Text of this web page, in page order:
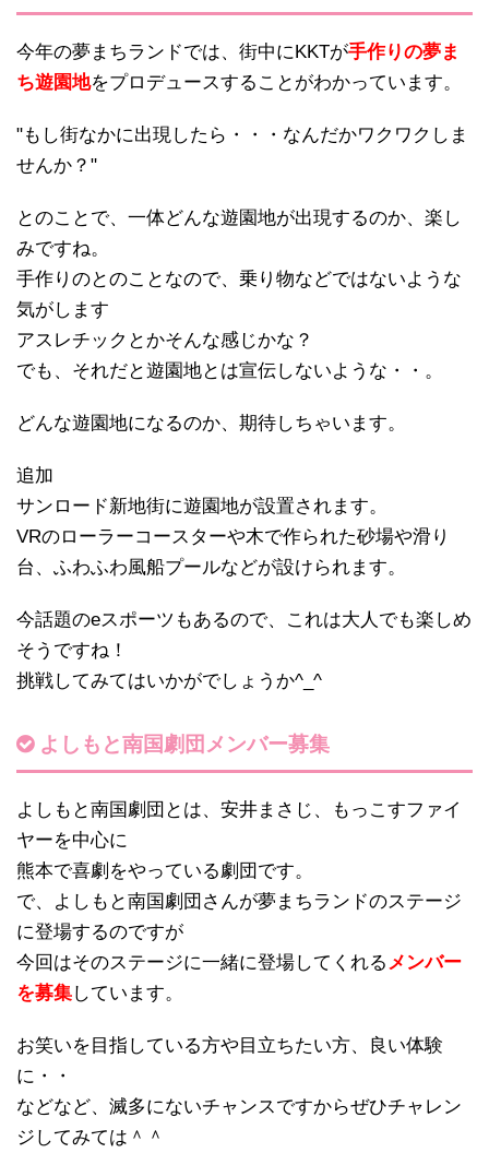
今年の夢まちランドでは、街中にKKTが手作りの夢ま
ち遊園地をプロデュースすることがわかっています。
"もし街なかに出現したら・・・なんだかワクワクしま
せんか？"
とのことで、一体どんな遊園地が出現するのか、楽し
みですね。
手作りのとのことなので、乗り物などではないような
気がします
アスレチックとかそんな感じかな？
でも、それだと遊園地とは宣伝しないような・・。
どんな遊園地になるのか、期待しちゃいます。
追加
サンロード新地街に遊園地が設置されます。
VRのローラーコースターや木で作られた砂場や滑り
台、ふわふわ風船プールなどが設けられます。
今話題のeスポーツもあるので、これは大人でも楽しめ
そうですね！
挑戦してみてはいかがでしょうか^_^
よしもと南国劇団メンバー募集
よしもと南国劇団とは、安井まさじ、もっこすファイ
ヤーを中心に
熊本で喜劇をやっている劇団です。
で、よしもと南国劇団さんが夢まちランドのステージ
に登場するのですが
今回はそのステージに一緒に登場してくれるメンバー
を募集しています。
お笑いを目指している方や目立ちたい方、良い体験
に・・
などなど、滅多にないチャンスですからぜひチャレン
ジしてみては＾＾